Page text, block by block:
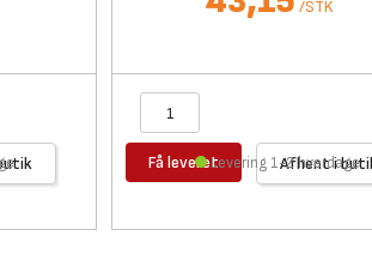
/STK
Få leveret Afhent i
Levering 1-2 hverdage